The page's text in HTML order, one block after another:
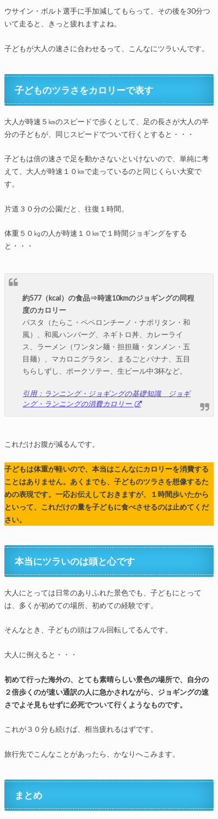
ウサイン・ボルト選手に手加減してもらって、その後を30分つ
いて走ると、きっと疲れますよね。
子どもが大人の速さに合わせるって、こんなにツラいんです。
子どものツラさをカロリーで表す
大人が時速５㎞のスピードで歩くとして、足の長さが大人の半
分の子どもが、同じスピードでついて行くとすると・・・
子どもは倍の速さで足を動かさないといけないので、単純に考
えて、大人が時速１０㎞で走っているのと同じくらい大変で
す。
片道３０分の公園だと、往復１時間。
体重５０㎏の人が時速１０㎞で１時間ジョギングをする
と・・・
約577（kcal）の食品⇒時速10kmのジョギングの同程
度のカロリー
パスタ（たらこ・ペペロンチーノ・ナポリタン・和
風）、和風ハンバーグ、ネギトロ丼、カレーライ
ス、ラーメン（ワンタン麺・担担麺・タンメン・五
目麺）、マカロニグラタン、まるごとバナナ、五目
ちらしずし、ポークソテー、生ビール中3杯など。
引用：ランニング・ジョギングの基礎知識 ジョギ
ング・ランニングの消費カロリー
これだけお腹が減るんです。
子どもは体重が軽いので、本当はこんなにカロリーを消費する
ことはありません。あくまでも、子どものツラさを想像するた
めの表現です。一応お伝えしておきますが、１時間歩いたから
といって、これだけの量を子どもに食べさせるのは止めてくだ
さい。
本当にツラいのは頭と心です
大人にとっては日常のありふれた景色でも、子どもにとって
は、多くが初めての場所、初めての経験です。
そんなとき、子どもの頭はフル回転してるんです。
大人に例えると・・・
初めて行った海外の、とても素晴らしい景色の場所で、自分の
２倍歩くのが速い通訳の人に急かされながら、ジョギングの速
さでよそ見もせずに必死でついて行くようなものです。
これが３０分も続けば、相当疲れるはずです。
旅行先でこんなことがあったら、かなりへこみます。
まとめ